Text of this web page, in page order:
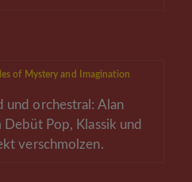
of Mystery and Imagination
und orchestral: Alan
Debüt Pop, Klassik und
verschmolzen.